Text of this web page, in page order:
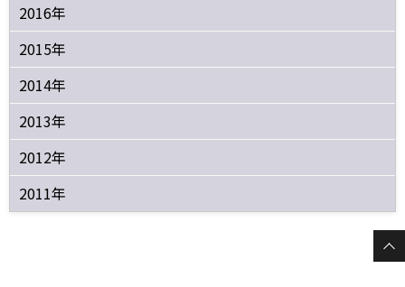
2016年
2015年
2014年
2013年
2012年
2011年